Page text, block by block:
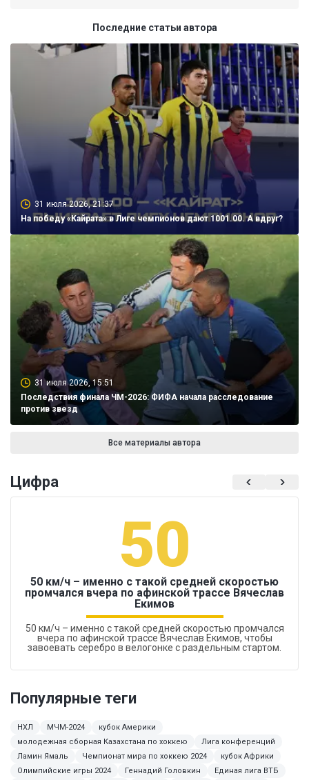
Последние статьи автора
31 июля 2026, 21:37
На победу «Кайрата» в Лиге чемпионов дают 1001.00. А вдруг?
31 июля 2026, 15:51
Последствия финала ЧМ-2026: ФИФА начала расследование
против звезд
Все материалы автора
Цифра
50
50 км/ч – именно с такой средней скоростью
промчался вчера по афинской трассе Вячеслав
Екимов
50 км/ч – именно с такой средней скоростью промчался
вчера по афинской трассе Вячеслав Екимов, чтобы
завоевать серебро в велогонке с раздельным стартом.
Популярные теги
НХЛ МЧМ-2024
кубок Америки
молодежная сборная Казахстана по хоккею
Лига конференций
Ламин Ямаль
Чемпионат мира по хоккею 2024
кубок Африки
Олимпийские игры 2024
Геннадий Головкин
Единая лига ВТБ